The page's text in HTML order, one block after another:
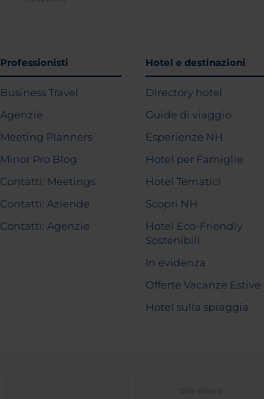
Professionisti
Business Travel
Agenzie
Meeting Planners
Minor Pro Blog
Contatti: Meetings
Contatti: Aziende
Contatti: Agenzie
Hotel e destinazioni
Directory hotel
Guide di viaggio
Esperienze NH
Hotel per Famiglie
Hotel Tematici
Scopri NH
Hotel Eco-Friendly
Sostenibili
In evidenza
Offerte Vacanze Estive
Hotel sulla spiaggia